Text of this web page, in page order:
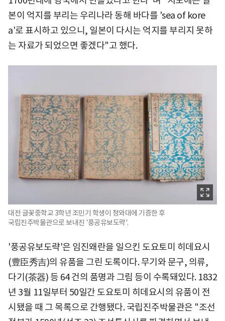
본이 억지를 부리는 우리나라 동해 바다를 'sea of kore
a'로 표시하고 있으니, 일본이 다시는 억지를 부리지 못하
는 자료가 되었으면 좋겠다"고 했다.
대전 글꽃중학교 3학년 조민기 학생이 청와대에 기증한 후
국립진주박물관으로 보내진 '풍공유보도략'.
'풍공유보도략'은 임진왜란을 일으킨 도요토미 히데요시
(豊臣秀吉)의 유품을 그린 도록이다. 무기와 문구, 의류,
다기(茶器) 등 64 건의 품명과 그림 등이 수록돼있다. 1832
년 3월 11일부터 50일간 도요토미 히데요시의 유품이 전
시됐을 때 그 목록으로 간행됐다. 국립진주박물관은 "조선